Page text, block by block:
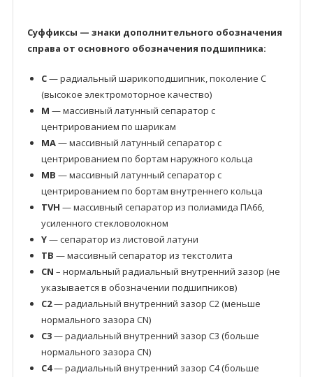
Суффиксы — знаки дополнительного обозначения
справа от основного обозначения подшипника:
C— радиальный шарикоподшипник, поколение C
(высокое электромоторное качество)
M — массивный латунный сепаратор с
центрированием по шарикам
MA— массивный латунный сепаратор с
центрированием по бортам наружного кольца
MB — массивный латунный сепаратор с
центрированием по бортам внутреннего кольца
TVH — массивный сепаратор из полиамида ПА66,
усиленного стекловолокном
Y— сепаратор из листовой латуни
TB — массивный сепаратор из текстолита
CN – нормальный радиальный внутренний зазор (не
указывается в обозначении подшипников)
C2— радиальный внутренний зазор C2 (меньше
нормального зазора CN)
C3— радиальный внутренний зазор C3 (больше
нормального зазора CN)
C4— радиальный внутренний зазор C4 (больше